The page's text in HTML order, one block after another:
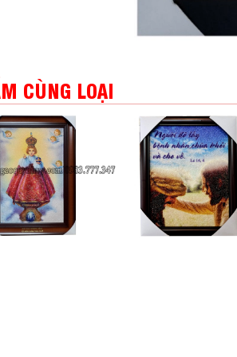
CÙNG LOẠI